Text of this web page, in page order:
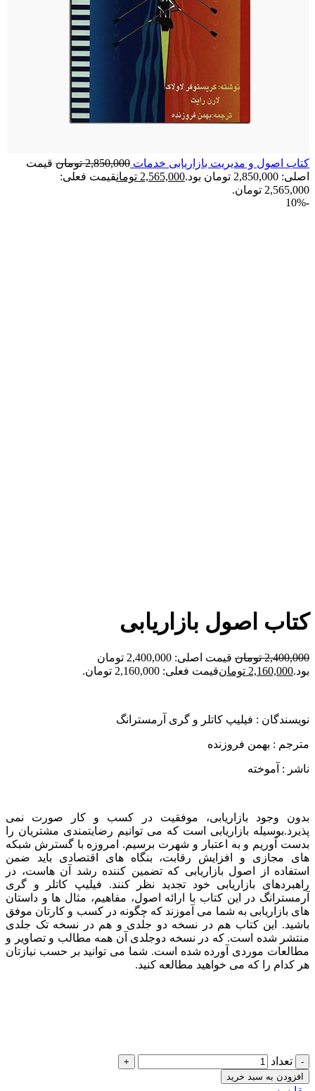
کتاب اصول و مدیریت بازاریابی خدمات 2,850,000 تومان قیمت
اصلی: 2,850,000 تومان بود.
2,565,000 تومانقیمت فعلی:
2,565,000 تومان.
-10%
کتاب اصول بازاریابی
2,400,000 تومان
قیمت اصلی: 2,400,000 تومان
بود.2,160,000 تومانقیمت فعلی: 2,160,000 تومان.
نویسندگان : فيليپ كاتلر و گری آرمسترانگ
مترجم : بهمن فروزنده
ناشر : آموخته
بدون وجود بازاریابی، موفقیت در کسب و کار صورت نمی
پذیرد.بوسیله بازاریابی است که می توانیم رضایتمندی مشتریان را
بدست آوریم و به اعتبار و شهرت برسیم. امروزه با گسترش شبکه
های مجازی و افزایش رقابت، بنگاه های اقتصادی باید ضمن
استفاده از اصول بازاریابی که تضمین کننده رشد آن هاست، در
راهبردهای بازاریابی خود تجدید نظر کنند‌. فیلیپ کاتلر و گری
آرمسترانگ در این کتاب با ارائه اصول، مفاهیم، مثال ها و داستان
های بازاریابی به شما می آموزند که چگونه در کسب و کارتان موفق
باشید. این کتاب هم در نسخه دو جلدی و هم در نسخه تک جلدی
منتشر شده است. که در نسخه دوجلدی آن همه مطالب و تصاویر و
مطالعات موردی آورده شده است. شما می توانید بر حسب نیازتان
هر کدام را که می خواهید مطالعه کنید.
تعداد
افزودن به سبد خرید